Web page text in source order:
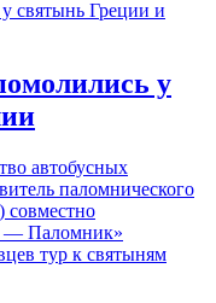
у
автобусных
паломнического
совместно
— Паломник»
тур к святыням